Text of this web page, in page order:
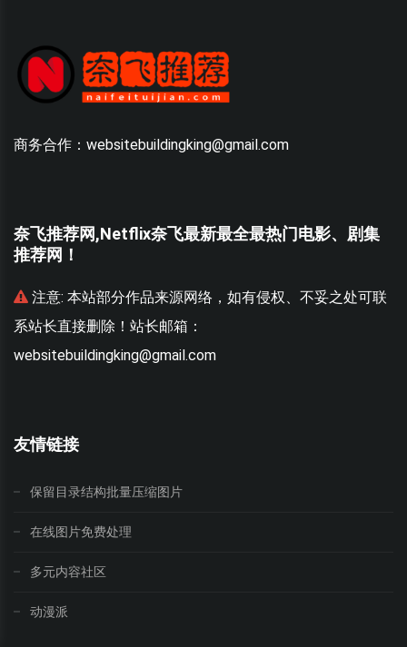
商务合作：websitebuildingking@gmail.com
奈飞推荐网,Netflix奈飞最新最全最热门电影、剧集
推荐网！
注意: 本站部分作品来源网络，如有侵权、不妥之处可联
系站长直接删除！站长邮箱：
websitebuildingking@gmail.com
友情链接
保留目录结构批量压缩图片
在线图片免费处理
多元内容社区
动漫派